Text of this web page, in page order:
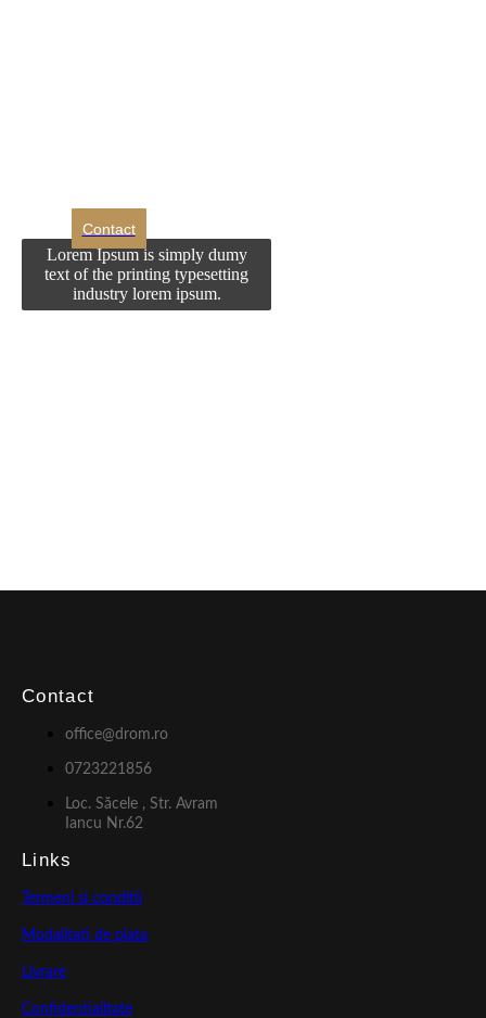
Contact
Lorem Ipsum is simply dumy
text of the printing typesetting
industry lorem ipsum.
Contact
office@drom.ro
0723221856
Loc. Săcele , Str. Avram
Iancu Nr.62
Links
Termeni si conditii
Modalitati de plata
Livrare
Confidentialitate